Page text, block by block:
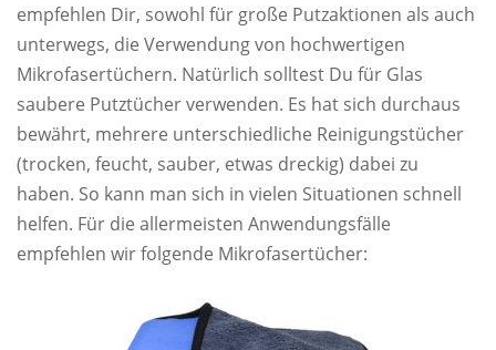
empfehlen Dir, sowohl für große Putzaktionen als auch
unterwegs, die Verwendung von hochwertigen
Mikrofasertüchern. Natürlich solltest Du für Glas
saubere Putztücher verwenden. Es hat sich durchaus
bewährt, mehrere unterschiedliche Reinigungstücher
(trocken, feucht, sauber, etwas dreckig) dabei zu
haben. So kann man sich in vielen Situationen schnell
helfen. Für die allermeisten Anwendungsfälle
empfehlen wir folgende Mikrofasertücher: